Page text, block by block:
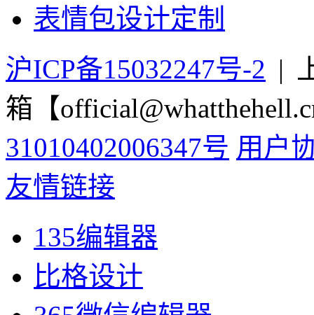
GIF教程
高级定制
动图内容 API
动图工具 API
动图设计定制
表情包设计定制
沪ICP备15032247号-2
箱【